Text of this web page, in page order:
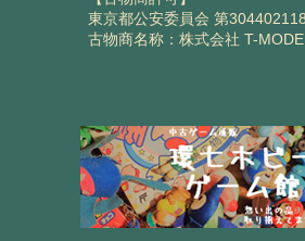
東京都公安委員会 第
古物商名称：株式会社 T-